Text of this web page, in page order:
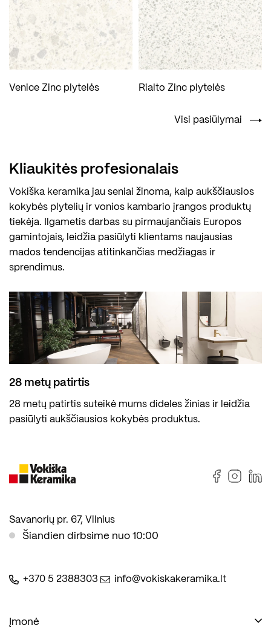
Venice Zinc plytelės Rialto Zinc plytelės
Visi pasiūlymai
Kliaukitės profesionalais
Vokiška keramika jau seniai žinoma, kaip aukščiausios
kokybės plytelių ir vonios kambario įrangos produktų
tiekėja. Ilgametis darbas su pirmaujančiais Europos
gamintojais, leidžia pasiūlyti klientams naujausias
mados tendencijas atitinkančias medžiagas ir
sprendimus.
28 metų patirtis
28 metų patirtis suteikė mums dideles žinias ir leidžia
pasiūlyti aukščiausios kokybės produktus.
Savanorių pr. 67, Vilnius
Šiandien dirbsime nuo 10:00
+370 5 2388303 info@vokiskakeramika.lt
Įmonė